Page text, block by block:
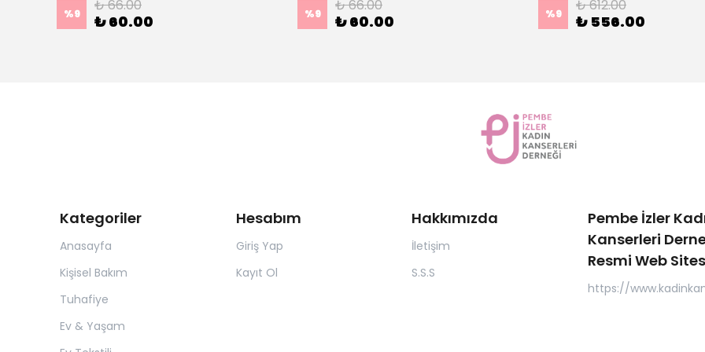
%9 ₺ 66.00
₺ 60.00 %9 ₺ 66.00
₺ 60.00 %9 ₺ 612.00
₺ 556.00
Kategoriler
Anasayfa
Kişisel Bakım
Tuhafiye
Ev & Yaşam
Hesabım
Giriş Yap
Kayıt Ol
Hakkımızda
İletişim
S.S.S
Pembe İzler
Kanserleri
Resmi Web
https://